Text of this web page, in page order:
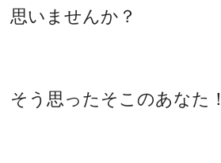
思いませんか？
そう思ったそこのあなた！